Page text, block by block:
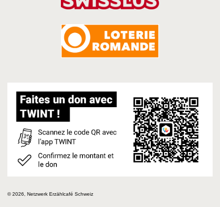
© 2026, Netzwerk Erzählcafé Schweiz